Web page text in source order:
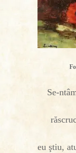
Se-
eu ştiu,